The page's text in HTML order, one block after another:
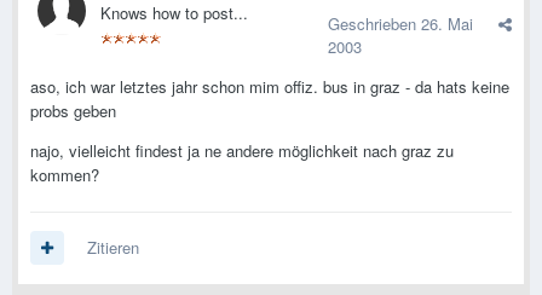
Knows how to post... Geschrieben 26. Mai
2003
aso, ich war letztes jahr schon mim offiz. bus in graz - da hats keine
probs geben
najo, vielleicht findest ja ne andere möglichkeit nach graz zu
kommen?
Zitieren